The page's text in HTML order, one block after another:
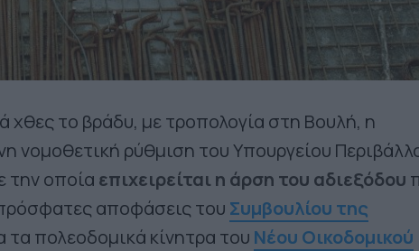
χθες το βράδυ, με τροπολογία στη Βουλή, η
νομοθετική ρύθμιση του Υπουργείου
την οποία επιχειρείται η άρση του αδιεξόδου
αποφάσεις του Συμβουλίου της
τα πολεοδομικά κίνητρα του Νέου Οικοδομικού